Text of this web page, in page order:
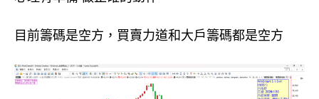
目前籌碼是空方，買賣力道和大戶籌碼都是空方